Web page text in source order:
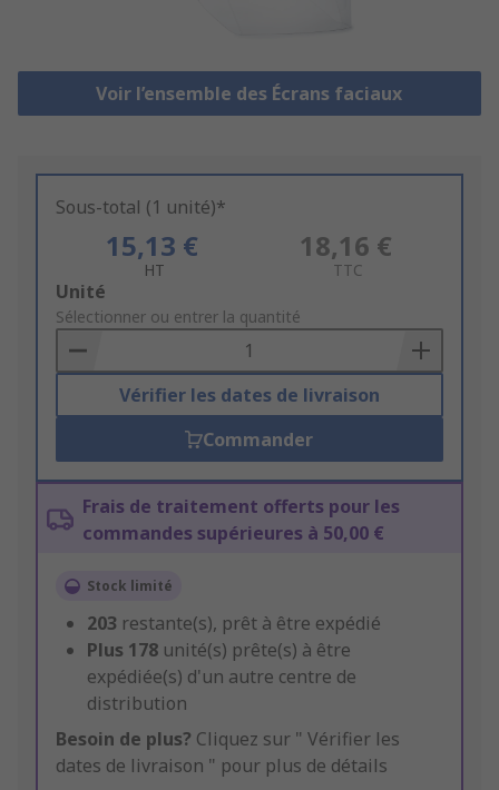
Voir l’ensemble des Écrans faciaux
Sous-total (1 unité)*
15,13 €
HT
18,16 €
TTC
Add
to
Basket
Unité
Sélectionner ou entrer la quantité
Vérifier les dates de livraison
Commander
Frais de traitement offerts pour les
commandes supérieures à 50,00 €
Stock limité
203 restante(s), prêt à être expédié
Plus 178 unité(s) prête(s) à être
expédiée(s) d'un autre centre de
distribution
Besoin de plus? Cliquez sur " Vérifier les
dates de livraison " pour plus de détails